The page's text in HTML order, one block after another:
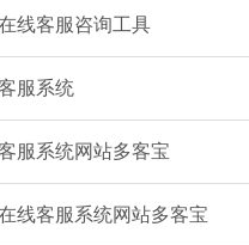
线客服咨询工具
服系统
服系统网站多客宝
线客服系统网站多客宝